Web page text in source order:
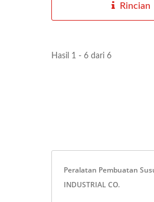
Rincian
Hasil 1 - 6 dari 6
Peralatan Pembuatan
INDUSTRIAL CO.